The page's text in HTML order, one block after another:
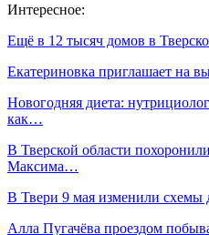
Интересное:
Ещё в 12 тысяч домов в
Екатериновка приглашает на
Новогодняя диета:
как…
В Тверской области
Максима…
В Твери 9 мая изменили схемы
Алла Пугачёва проездом